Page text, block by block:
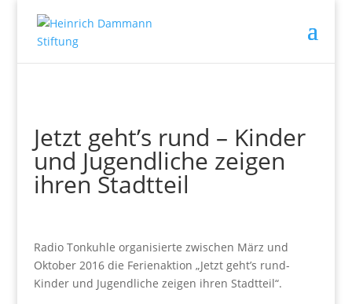
Jetzt geht’s rund – Kinder
und Jugendliche zeigen
ihren Stadtteil
Radio Tonkuhle organisierte zwischen März und
Oktober 2016 die Ferienaktion „Jetzt geht’s rund-
Kinder und Jugendliche zeigen ihren Stadtteil“.